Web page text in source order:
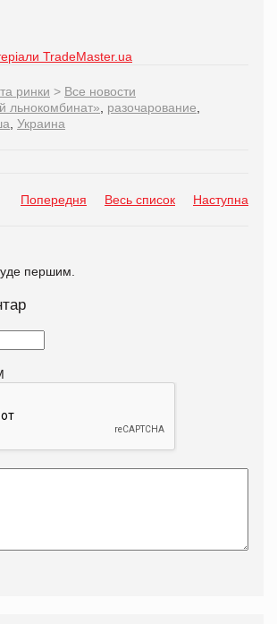
TradeMaster.ua
ринки > Все новости
льнокомбинат» разочарование
Украина
Попередня Весь список Наступна
першим.